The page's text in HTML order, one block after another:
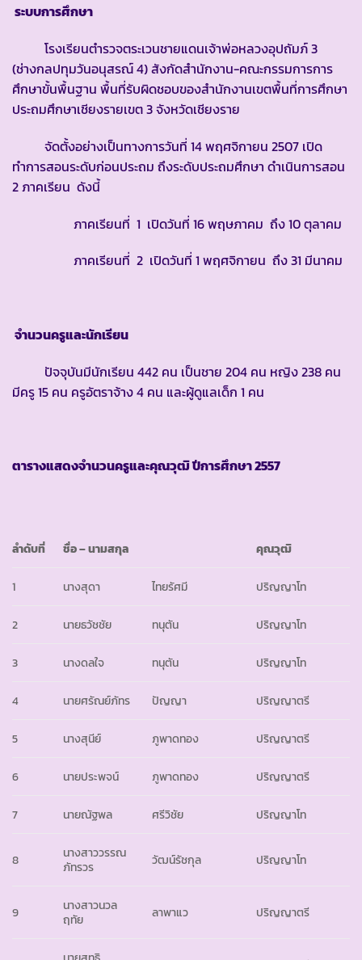
ระบบการศึกษา
โรงเรียนตำรวจตระเวนชายแดนเจ้าพ่อหลวงอุปถัมภ์ 3
(ช่างกลปทุมวันอนุสรณ์ 4) สังกัดสำนักงาน-คณะกรรมการการ
ศึกษาขั้นพื้นฐาน พื้นที่รับผิดชอบของสำนักงานเขตพื้นที่การศึกษา
ประถมศึกษาเชียงรายเขต 3 จังหวัดเชียงราย
จัดตั้งอย่างเป็นทางการวันที่ 14 พฤศจิกายน 2507 เปิด
ทำการสอนระดับก่อนประถม ถึงระดับประถมศึกษา ดำเนินการสอน
2 ภาคเรียน ดังนี้
ภาคเรียนที่ 1 เปิดวันที่ 16 พฤษภาคม ถึง 10 ตุลาคม
ภาคเรียนที่ 2 เปิดวันที่ 1 พฤศจิกายน ถึง 31 มีนาคม
จำนวนครูและนักเรียน
ปัจจุบันมีนักเรียน 442 คน เป็นชาย 204 คน หญิง 238 คน
มีครู 15 คน ครูอัตราจ้าง 4 คน และผู้ดูแลเด็ก 1 คน
ตารางแสดงจำนวนครูและคุณวุฒิ ปีการศึกษา2557
ลำดับที่ ชื่อ– นามสกุล คุณวุฒิ
1 นางสุดา ไทยรัศมี ปริญญาโท
2 นายธวัชชัย ทนุตัน ปริญญาโท
3 นางดลใจ ทนุตัน ปริญญาโท
4 นายศรัณย์ภัทร ปัญญา ปริญญาตรี
5 นางสุนีย์ ภูพาดทอง ปริญญาตรี
6 นายประพจน์ ภูพาดทอง ปริญญาตรี
7 นายณัฐพล ศรีวิชัย ปริญญาโท
8
นางสาววรรณ
ภัทรวร
วัฒน์รัชกุล ปริญญาโท
9
นางสาวนวล
ฤทัย
ลาพาแว ปริญญาตรี